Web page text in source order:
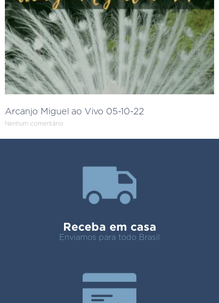
Arcanjo Miguel ao Vivo 05-10-22
Nenhum comentário
Receba em casa
Enviamos para todo Brasil